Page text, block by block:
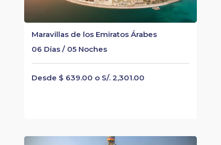
Maravillas de los Emiratos Árabes
06 Días / 05 Noches
Desde $ 639.00 o S/. 2,301.00